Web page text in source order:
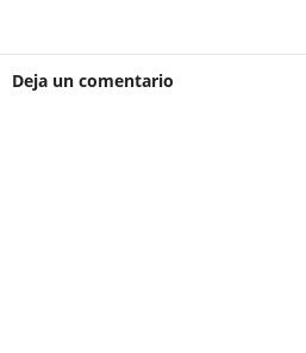
Deja un comentario